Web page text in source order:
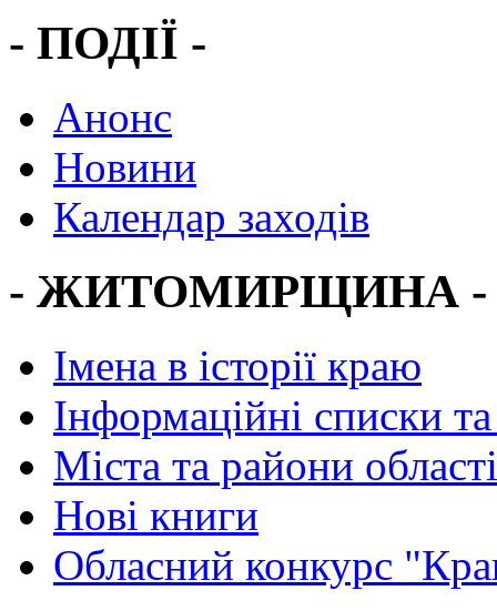
- ПОДІЇ -
Анонс
Новини
Календар заходів
- ЖИТОМИРЩИНА -
Імена в історії краю
Інформаційні списки
Міста та райони області
Нові книги
Обласний конкурс